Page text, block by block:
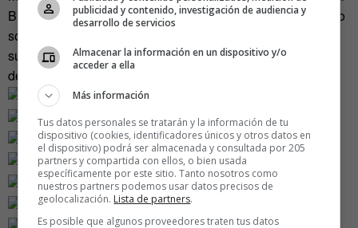
Bianucci. «Creemos que nuestra guía ofrece algo único. No
solo sirve mientras recorres la ciudad, sino que es lo
suficientemente bonita para colgarla en la pared de casa
después del viaje».
publicidad y contenido, investigación de audiencia y
desarrollo de servicios
Almacenar la información en un dispositivo y/o
acceder a ella
Más información
Tus datos personales se tratarán y la información de tu
dispositivo (cookies, identificadores únicos y otros datos en
el dispositivo) podrá ser almacenada y consultada por 205
partners y compartida con ellos, o bien usada
específicamente por este sitio. Tanto nosotros como
nuestros partners podemos usar datos precisos de
geolocalización. Lista de partners.
Es posible que algunos proveedores traten tus datos